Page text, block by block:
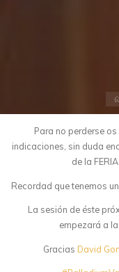
Para no perderse
indicaciones, sin duda
de la
Recordad que tenemos
La sesión de éste
empezará a
Gracias David